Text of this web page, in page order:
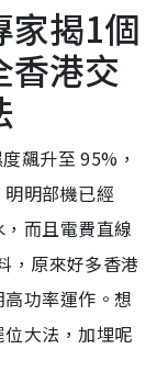
家揭1個
香港交
飆升至 95%，
明部機已經
，而且電費直線
，原來好多香港
功率運作。想
大法，加埋呢